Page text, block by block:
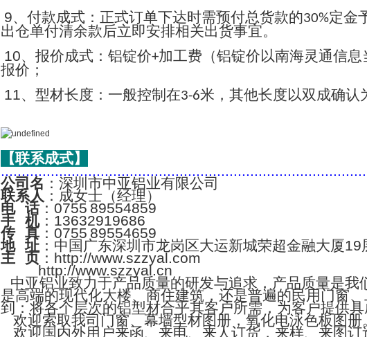
9、付款成式：正式订单下达时需预付总货款的30%定金
出仓单付清余款后立即安排相关出货事宜。
10、报价成式：铝锭价+加工费（铝锭价以南海灵通信
报价；
11、型材长度：一般控制在3-6米，其他长度以双成确认
【联系成式】
公司名 ：深圳市中亚铝业有限公司
联系人 ：成女士（经理）
电 话：0755 89554859
手 机：13632919686
传 真：0755 89554659
地 址：中国广东深圳市龙岗区大运新城荣超金融大厦19
主 页：http://www.szzyal.com
http://www.szzyal.cn
中亚铝业致力于产品质量的研发与追求，产品质量是我
是高端的现代化大楼、商住建筑，还是普遍的民用门窗
到：将各个层次的铝型材合乎其客户所需，为客户提供
欢迎索取我司门窗、幕墙型材图册，氧化电泳色板图册
欢迎国内外用户来函、来电、来人订货，来样、来图订